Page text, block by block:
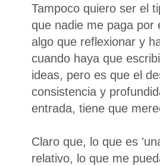
Tampoco quiero ser el
que nadie me paga por
algo que reflexionar y
cuando haya que
ideas, pero es que el
consistencia y
entrada, tiene que
Claro que, lo que es
relativo, lo que me